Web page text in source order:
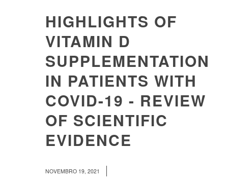
HIGHLIGHTS OF
VITAMIN D
SUPPLEMENTATION
IN PATIENTS WITH
COVID-19 - REVIEW
OF SCIENTIFIC
EVIDENCE
NOVEMBRO 19, 2021